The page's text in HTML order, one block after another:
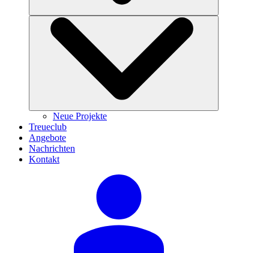
Neue Projekte
Treueclub
Angebote
Nachrichten
Kontakt